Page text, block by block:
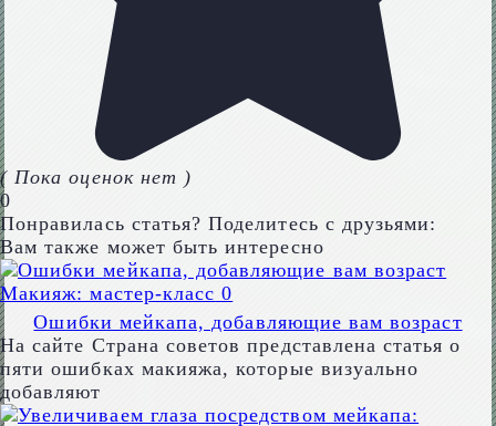
( Пока оценок нет )
0
Понравилась статья? Поделитесь с друзьями:
Вам также может быть интересно
Макияж: мастер-класс 0
Ошибки мейкапа, добавляющие вам возраст
На сайте Страна советов представлена статья о
пяти ошибках макияжа, которые визуально
добавляют